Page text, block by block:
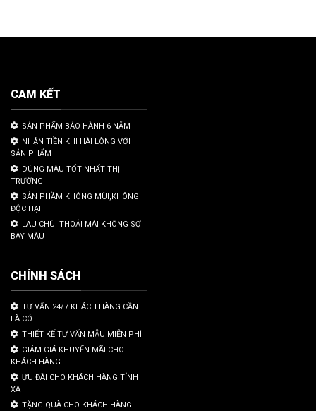
CAM KẾT
SẢN PHẨM BẢO HÀNH 6 NĂM
NHẬN TIỀN KHI HÀI LÒNG VỚI
SẢN PHẨM
DÙNG MÀU TỐT NHẤT THỊ
TRƯỜNG
SẢN PHẦM KHÔNG MÙI,KHÔNG
ĐỘC HẠI
LAU CHÙI THOẢI MÁI KHÔNG SỢ
BAY MÀU
CHÍNH SÁCH
TƯ VẤN 24/7 KHÁCH HÀNG CẦN
LÀ CÓ
THIẾT KẾ TƯ VẤN MẪU MIỄN PHÍ
GIẢM GIÁ KHUYẾN MÃI CHO
KHÁCH HÀNG
ƯU ĐÃI CHO KHÁCH HÀNG TỈNH
XA
TẶNG QUÀ CHO KHÁCH HÀNG